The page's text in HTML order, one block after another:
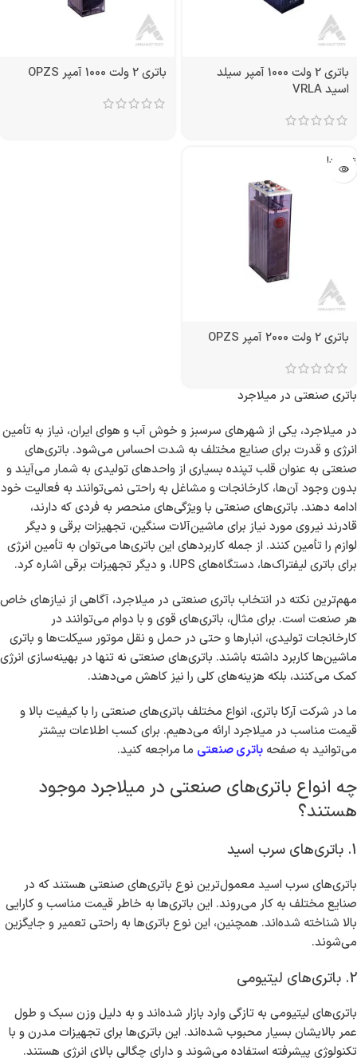
باتری 2 ولت 1000 آمپر سیلد
اسید VRLA
باتری 2 ولت 1000 آمپر OPZS
تمام شد!
باتری 2 ولت 2000 آمپر OPZS
باتری صنعتی در میلاجرد
در میلاجرد، یکی از شهرهای سرسبز و خوش آب و هوای ایران، نیاز به تأمین
انرژی و قدرت برای صنایع مختلف به شدت احساس می‌شود. باتری‌های
صنعتی به عنوان قلب تپنده بسیاری از واحدهای تولیدی به شمار می‌آیند و
بدون وجود آن‌ها، کارخانجات و مشاغل به راحتی نمی‌توانند به فعالیت خود
ادامه دهند. باتری‌های صنعتی با ویژگی‌های منحصر به فردی که دارند،
قادرند نیروی مورد نیاز برای ماشین‌آلات سنگین، تجهیزات برقی و دیگر
لوازم را تأمین کنند. از جمله کاربردهای این باتری‌ها می‌توان به تأمین انرژی
برای باتری لیفتراک‌ها، دستگاه‌های UPS، و دیگر تجهیزات برقی اشاره کرد.
مهم‌ترین نکته در انتخاب باتری صنعتی در میلاجرد، آگاهی از نیازهای خاص
هر صنعت است. برای مثال، باتری‌های قوی و با دوام می‌توانند در
کارخانجات تولیدی، انبارها و حتی در حمل و نقل موتور سیکلت‌ها و باتری
ماشین‌ها کاربرد داشته باشند. باتری‌های صنعتی نه تنها در بهینه‌سازی انرژی
کمک می‌کنند، بلکه هزینه‌های کلی را نیز کاهش می‌دهند.
ما در شرکت آرکا باتری، انواع مختلف باتری‌های صنعتی را با کیفیت بالا و
قیمت مناسب در میلاجرد ارائه می‌دهیم. برای کسب اطلاعات بیشتر
می‌توانید به صفحه باتری صنعتی ما مراجعه کنید.
چه انواع باتری‌های صنعتی در میلاجرد موجود
هستند؟
1. باتری‌های سرب اسید
باتری‌های سرب اسید معمول‌ترین نوع باتری‌های صنعتی هستند که در
صنایع مختلف به کار می‌روند. این باتری‌ها به خاطر قیمت مناسب و کارایی
بالا شناخته شده‌اند. همچنین، این نوع باتری‌ها به راحتی تعمیر و جایگزین
می‌شوند.
2. باتری‌های لیتیومی
باتری‌های لیتیومی به تازگی وارد بازار شده‌اند و به دلیل وزن سبک و طول
عمر بالایشان بسیار محبوب شده‌اند. این باتری‌ها برای تجهیزات مدرن و با
تکنولوژی پیشرفته استفاده می‌شوند و دارای چگالی بالای انرژی هستند.